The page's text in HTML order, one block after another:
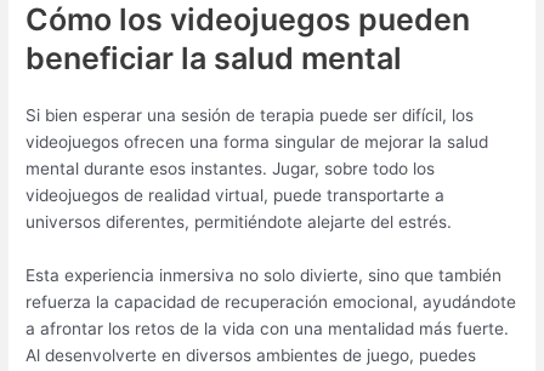
Cómo los videojuegos pueden
beneficiar la salud mental
Si bien esperar una sesión de terapia puede ser difícil, los
videojuegos ofrecen una forma singular de mejorar la salud
mental durante esos instantes. Jugar, sobre todo los
videojuegos de realidad virtual, puede transportarte a
universos diferentes, permitiéndote alejarte del estrés.
Esta experiencia inmersiva no solo divierte, sino que también
refuerza la capacidad de recuperación emocional, ayudándote
a afrontar los retos de la vida con una mentalidad más fuerte.
Al desenvolverte en diversos ambientes de juego, puedes